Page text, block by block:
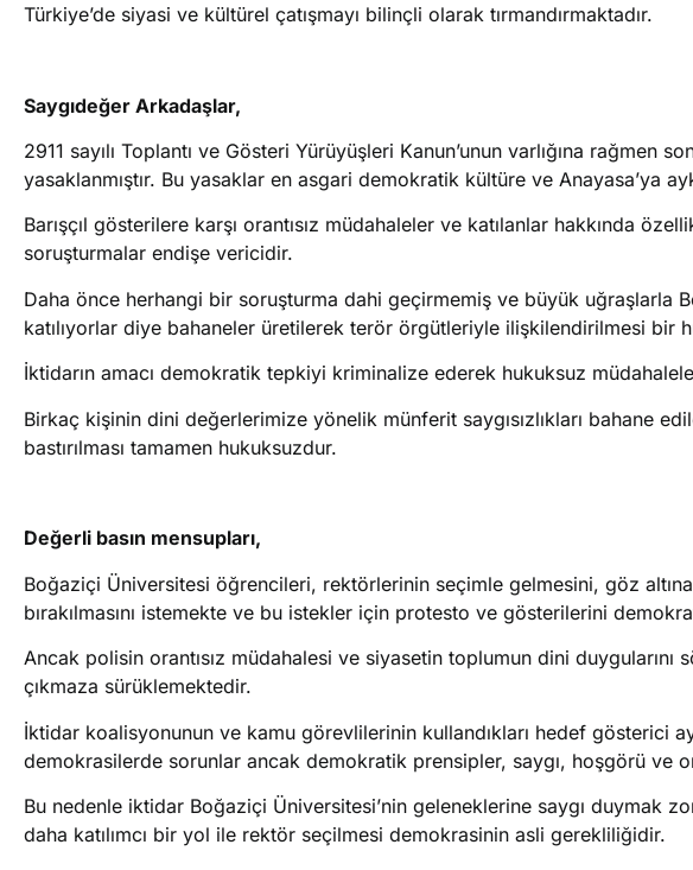
Türkiye’de siyasi ve kültürel çatışmayı bilinçli olarak tırmandırmaktadır.
Saygıdeğer Arkadaşlar,
2911 sayılı Toplantı ve Gösteri Yürüyüşleri Kanun’unun varlığına
yasaklanmıştır. Bu yasaklar en asgari demokratik kültüre ve Anayasa’ya
Barışçıl gösterilere karşı orantısız müdahaleler ve katılanlar hakkında
soruşturmalar endişe vericidir.
Daha önce herhangi bir soruşturma dahi geçirmemiş ve büyük uğraşlarla
katılıyorlar diye bahaneler üretilerek terör örgütleriyle ilişkilendirilmesi bir
İktidarın amacı demokratik tepkiyi kriminalize ederek hukuksuz
Birkaç kişinin dini değerlerimize yönelik münferit saygısızlıkları bahane
bastırılması tamamen hukuksuzdur.
Değerli basın mensupları,
Boğaziçi Üniversitesi öğrencileri, rektörlerinin seçimle gelmesini, göz altına
bırakılmasını istemekte ve bu istekler için protesto ve gösterilerini
Ancak polisin orantısız müdahalesi ve siyasetin toplumun dini duygularını
çıkmaza sürüklemektedir.
İktidar koalisyonunun ve kamu görevlilerinin kullandıkları hedef gösterici
demokrasilerde sorunlar ancak demokratik prensipler, saygı, hoşgörü ve
Bu nedenle iktidar Boğaziçi Üniversitesi’nin geleneklerine saygı duymak
daha katılımcı bir yol ile rektör seçilmesi demokrasinin asli gerekliliğidir.